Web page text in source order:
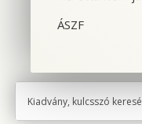
ÁSZF